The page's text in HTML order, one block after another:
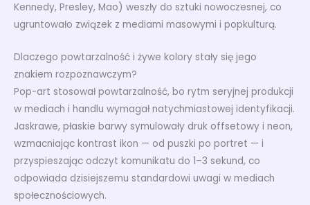
Kennedy, Presley, Mao) weszły do sztuki nowoczesnej, co
ugruntowało związek z mediami masowymi i popkulturą.
Dlaczego powtarzalność i żywe kolory stały się jego
znakiem rozpoznawczym?
Pop-art stosował powtarzalność, bo rytm seryjnej produkcji
w mediach i handlu wymagał natychmiastowej identyfikacji.
Jaskrawe, płaskie barwy symulowały druk offsetowy i neon,
wzmacniając kontrast ikon — od puszki po portret — i
przyspieszając odczyt komunikatu do 1–3 sekund, co
odpowiada dzisiejszemu standardowi uwagi w mediach
społecznościowych.